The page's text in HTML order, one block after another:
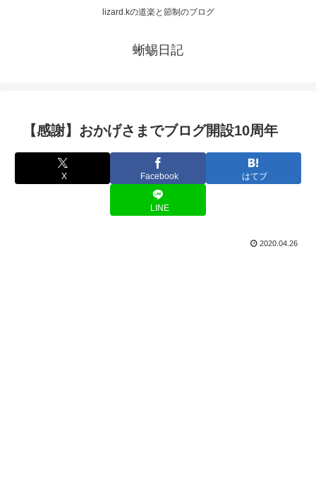
lizard.kの道楽と節制のブログ
蜥蜴日記
【感謝】おかげさまでブログ開設10周年
X Facebook はてブ
LINE
2020.04.26